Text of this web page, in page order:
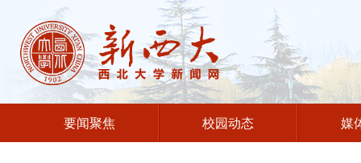
要闻聚焦 校园动态 媒